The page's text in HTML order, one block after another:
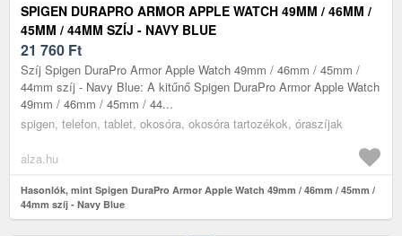
SPIGEN DURAPRO ARMOR APPLE WATCH 49MM / 46MM /
45MM / 44MM SZÍJ - NAVY BLUE
21 760 Ft
Szíj Spigen DuraPro Armor Apple Watch 49mm / 46mm / 45mm /
44mm szíj - Navy Blue: A kitűnő Spigen DuraPro Armor Apple Watch
49mm / 46mm / 45mm / 44...
spigen, telefon, tablet, okosóra, okosóra tartozékok, óraszíjak
alza.hu
Hasonlók, mint Spigen DuraPro Armor Apple Watch 49mm / 46mm / 45mm /
44mm szíj - Navy Blue